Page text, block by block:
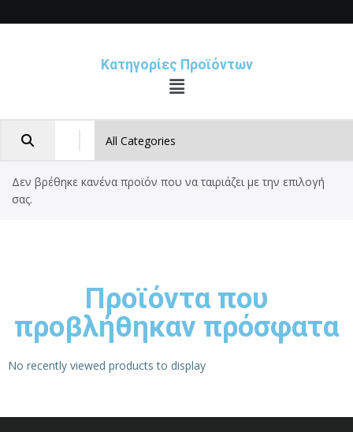
Κατηγορίες Προϊόντων
Δεν βρέθηκε κανένα προϊόν που να ταιριάζει με την επιλογή
σας.
Προϊόντα που
προβλήθηκαν πρόσφατα
No recently viewed products to display